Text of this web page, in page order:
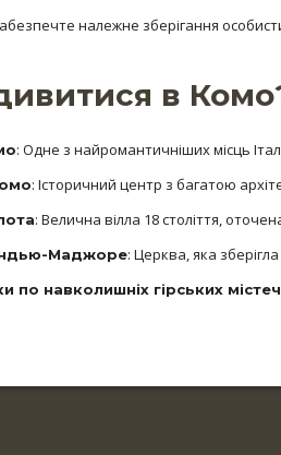
належне зберігання
в
: Одне з найромантичніших місць
: Історичний центр з багатою
: Велична вілла 18 століття,
Маджоре: Церква, яка
по навколишніх гірських